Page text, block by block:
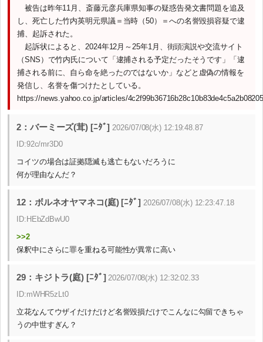
被告は昨年11月、斎藤元彦兵庫県知事の疑惑告発文書問題を追及
し、死亡した竹内英明元県議＝当時（50）＝への名誉毀損容疑で逮
捕、起訴された。
起訴状によると、2024年12月～25年1月、街頭演説や交流サイト
（SNS）で竹内氏について「逮捕される予定だったそうです」「逮
捕される前に、自ら命を絶ったのではないか」などと虚偽の情報を
発信し、名誉を傷つけたとしている。
https://news.yahoo.co.jp/articles/
2：バーミーズ(茸) [ﾆﾀﾞ] 2026/07/08(水) 12:19:48.87
ID:92c/mr3D0
コイツの場合は証拠隠滅も逃亡もないだろうに
何が理由なんだ？
12：ボルネオヤマネコ(庭) [ﾆﾀﾞ] 2026/07/08(水) 12:23:47.18
ID:HEbZdBwU0
>>2
保釈中にさらに罪を重ねる可能性が異常に高い
29：キジトラ(庭) [ﾆﾀﾞ] 2026/07/08(水) 12:32:02.33
ID:mWHR5zLt0
立花なんてウザイだけだけど名誉毀損だけでこんなに勾留できちゃ
うの中世すぎん？